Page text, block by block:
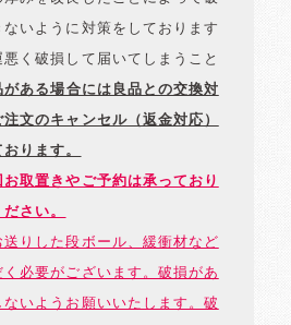
いように対策をしております
く破損して届いてしまうこと
がある場合には良品との交換対
文のキャンセル（返金対応）
ります。
取置きやご予約は承っており
さい。
りした段ボール、緩衝材など
必要がございます。破損があ
ないようお願いいたします。破